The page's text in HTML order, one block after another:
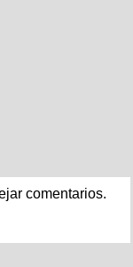
comentarios.